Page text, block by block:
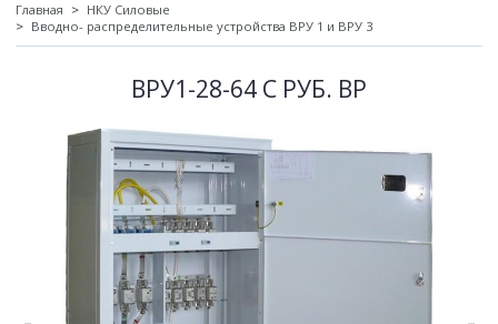
Главная
НКУ Силовые
Вводно- распределительные устройства ВРУ 1 и ВРУ 3
ВРУ1-28-64 С РУБ. ВР